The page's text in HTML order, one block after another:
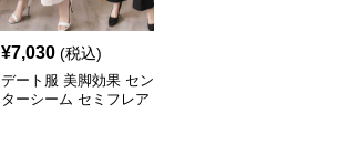
¥7,030 (税込)
デート服 美脚効果 セン
ターシーム セミフレア